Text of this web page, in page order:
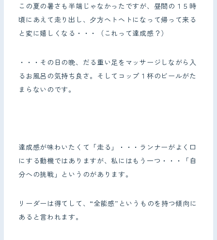
この夏の暑さも半端じゃなかったですが、昼間の１５時
頃にあえて走り出し、夕方ヘトヘトになって帰って来る
と変に嬉しくなる・・・（これって達成感？）
・・・その日の晩、だる重い足をマッサージしながら入
るお風呂の気持ち良さ。そしてコップ１杯のビールがた
まらないのです。
達成感が味わいたくて「走る」・・・ランナーがよく口
にする動機ではありますが、私にはもう一つ・・・「自
分への挑戦」というのがあります。
リーダーは得てして、“全能感”というものを持つ傾向に
あると言われます。